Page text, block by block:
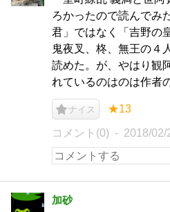
ろかったので読んでみ
君」ではなく「吉野の
鬼夜叉、柊、無王の４
読めた。が、やはり観
れているのはのは作者
ナイス ★13
コメント(0) 2018/02/
加砂